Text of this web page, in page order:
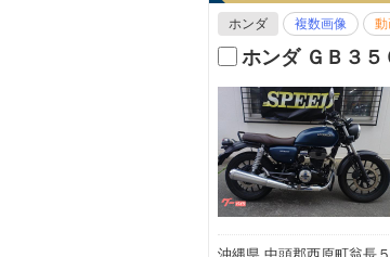
ホンダ 複数画像
ホンダ ＧＢ３